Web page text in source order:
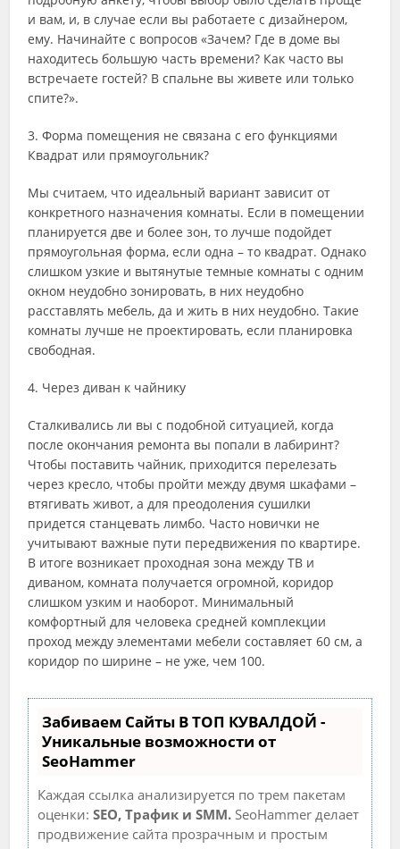
и вам, и, в случае если вы работаете с дизайнером,
ему. Начинайте с вопросов «Зачем? Где в доме вы
находитесь большую часть времени? Как часто вы
встречаете гостей? В спальне вы живете или только
спите?».
3. Форма помещения не связана с его функциями
Квадрат или прямоугольник?
Мы считаем, что идеальный вариант зависит от
конкретного назначения комнаты. Если в помещении
планируется две и более зон, то лучше подойдет
прямоугольная форма, если одна – то квадрат. Однако
слишком узкие и вытянутые темные комнаты с одним
окном неудобно зонировать, в них неудобно
расставлять мебель, да и жить в них неудобно. Такие
комнаты лучше не проектировать, если планировка
свободная.
4. Через диван к чайнику
Сталкивались ли вы с подобной ситуацией, когда
после окончания ремонта вы попали в лабиринт?
Чтобы поставить чайник, приходится перелезать
через кресло, чтобы пройти между двумя шкафами –
втягивать живот, а для преодоления сушилки
придется станцевать лимбо. Часто новички не
учитывают важные пути передвижения по квартире.
В итоге возникает проходная зона между ТВ и
диваном, комната получается огромной, коридор
слишком узким и наоборот. Минимальный
комфортный для человека средней комплекции
проход между элементами мебели составляет 60 см, а
коридор по ширине – не уже, чем 100.
Забиваем Сайты В ТОП КУВАЛДОЙ -
Уникальные возможности от
SeoHammer
Каждая ссылка анализируется по трем пакетам
оценки:SEO, Трафик и SMM. SeoHammer делает
продвижение сайта прозрачным и простым